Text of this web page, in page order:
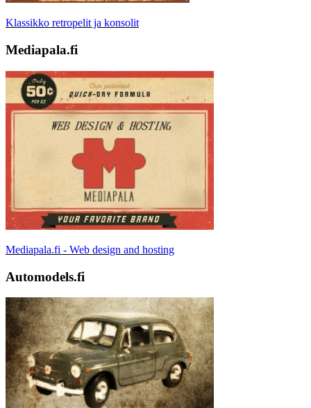
Klassikko retropelit ja konsolit
Mediapala.fi
Mediapala.fi - Web design and hosting
Automodels.fi